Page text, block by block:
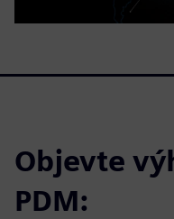
Objevte
PDM: